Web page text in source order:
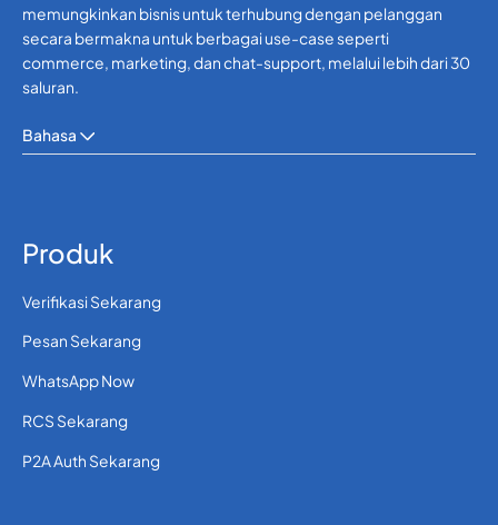
memungkinkan bisnis untuk terhubung dengan pelanggan
secara bermakna untuk berbagai use-case seperti
commerce, marketing, dan chat-support, melalui lebih dari 30
saluran.
Bahasa
Produk
Verifikasi Sekarang
Pesan Sekarang
WhatsApp Now
RCS Sekarang
P2A Auth Sekarang